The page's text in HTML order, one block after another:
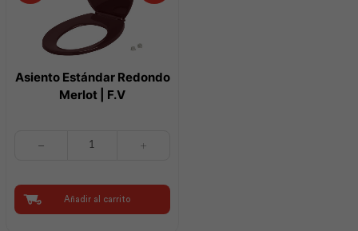
Asiento Estándar Redondo
Merlot | F.V
Merlot
F.V
Añadir al carrito